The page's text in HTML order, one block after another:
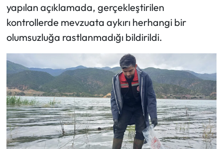
yapılan açıklamada, gerçekleştirilen
kontrollerde mevzuata aykırı herhangi bir
olumsuzluğa rastlanmadığı bildirildi.
Sungurlu Haberleri
Turizm
Uğurludağ Haberleri
Yaşam
Yayla Haber
Yemek Tarifleri